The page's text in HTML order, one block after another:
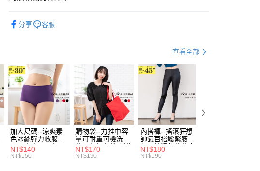
完成交易。
4.訂單成立30分鐘內，如未前往確認交易或遇審核未通過，訂單將自動取
消。如遇「轉專審核」未通過狀況，表示未達大哥付你分期系統評分，恕
1.分期款項不併入電信帳單，「大哥付你分期」於每月結算日後寄送繳費提
醒簡訊。
2.透過簡訊連結打開帳單後，可選擇「超商條碼／台灣大直營門市／銀行轉
帳／街口支付／iPASS MONEY」等通路繳費。
【注意事項】
1.本服務係由「台灣大哥大股份有限公司」（以下簡稱本公司）所提供，讓
用戶於交易時，得透過本服務購買商品或服務，並由商店將買賣／分期付
款買賣價金債權讓與本公司後，依約使用本公司帳單繳交帳款。
2.基於同意付款使用「大哥付你分期」之契約關係目的，商店將以您的個人
資料（包含姓名、電話或地址）提供予台灣大哥大進項蒐集、處理及利
用，由本公司與您本人進行分期帳單所需資料之確認、核對及更正。
3.完整用戶服務條款，請詳閱以下連結：
https://oppay.tw/userRule
１．簡單：不需註冊會員、不需綁卡、不需儲值。
１．於結帳方式選擇「AFTEE先享後付」後，將跳轉至「AFTEE先享後
付」結帳頁面，進行簡訊認證並確認金額後，即可完成結帳。
２．訂單成立數日內，您將收到繳費通知簡訊。
３．收到繳費通知簡訊後14天內，點擊此簡訊中的連結，可透過四大超商
／ATM／網路銀行／等多元方式進行付款，方視為交易完成。
※ 請注意：結帳手續完成當下不需立刻繳費，但若您需要取消訂單，請聯
絡購買商品的店家。未經商家同意取消之訂單仍視為有效，需透過AFTEE
先享後付繳納相關費用。
※ 交易是否成功請以「AFTEE先享後付 」之結帳頁面顯示為準，若有關於
是否繳費成功／繳費後需取消欲退款等相關疑問，請聯繫「AFTEE先享後
付客戶支援中心」
https://netprotections.freshdesk.com/support/home
ATM付款
每筆NT$70，滿NT$699(含以上)免運費
付款後全家取貨
每筆NT$70，滿NT$699(含以上)免運費
7-11取貨付款
每筆NT$70，滿NT$799(含以上)免運費
付款後7-11取貨
每筆NT$70，滿NT$699(含以上)免運費
分享 客服
查看全部
加大尺碼--涼爽素
色冰絲彈力收腹提
臀無痕中腰三角內
褲(黑.紅.粉.紫L-
NT$140
NT$150
購物袋--力推中容
量可耐重可機洗烘
乾環保帆布袋/側背
包(黑.紅.米F)-
NT$170
NT$190
內搭褲--搖滾狂想
帥氣百搭鬆緊腰頭
超彈絲滑薄款仿皮
褲(黑XL-6L)-R179
NT$180
NT$190